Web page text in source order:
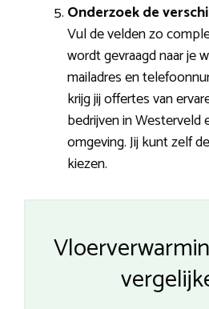
Onderzoek de
Vul de velden zo
wordt gevraagd naar je
mailadres en
krijg jij offertes van
bedrijven in Westerveld
omgeving. Jij kunt zelf
kiezen.